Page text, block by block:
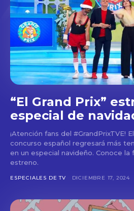
“El Grand Prix”
especial de
¡Atención fans del #GrandPrixTVE!
concurso español regresará más
en un especial navideño. Conoce la
estreno.
ESPECIALES DE TV DICIEMBRE 17, 2024